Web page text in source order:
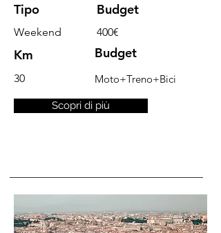
Tipo Budget
Weekend
Km
400€
Budget
30 Moto+Treno+Bici
Scopri di più